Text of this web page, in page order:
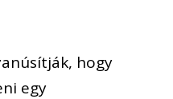
hogy
egy